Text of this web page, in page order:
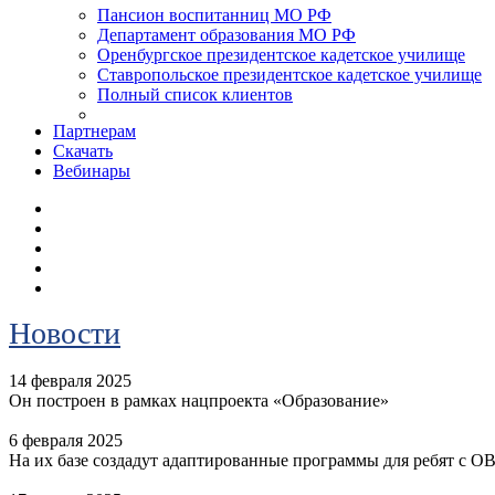
Пансион воспитанниц МО РФ
Департамент образования МО РФ
Оренбургское президентское кадетское училище
Ставропольское президентское кадетское училище
Полный список клиентов
Партнерам
Скачать
Вебинары
Новости
14 февраля 2025
Он построен в рамках нацпроекта «Образование»
6 февраля 2025
На их базе создадут адаптированные программы для ребят с